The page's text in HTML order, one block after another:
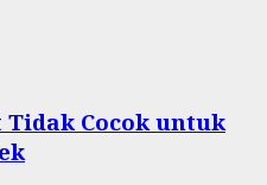
Tidak Cocok untuk